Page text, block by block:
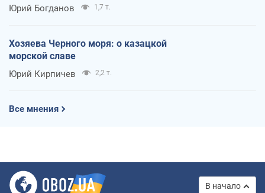
Юрий Богданов 1,7 т.
Хозяева Черного моря: о казацкой
морской славе
Юрий Кирпичев 2,2 т.
Все мнения
В начало